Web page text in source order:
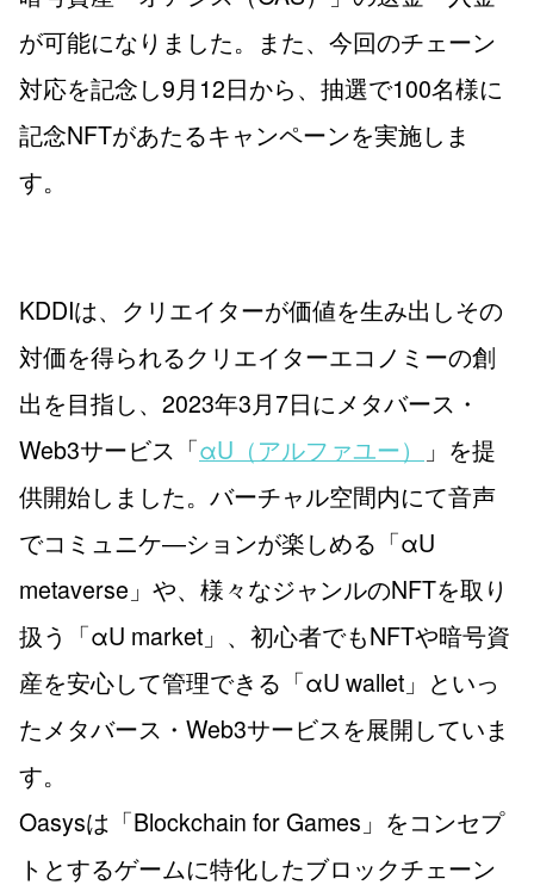
が可能になりました。また、今回のチェーン
対応を記念し9月12日から、抽選で100名様に
記念NFTがあたるキャンペーンを実施しま
す。
KDDIは、クリエイターが価値を生み出しその
対価を得られるクリエイターエコノミーの創
出を目指し、2023年3月7日にメタバース・
Web3サービス「αU（アルファユー）
」を提
供開始しました。バーチャル空間内にて音声
でコミュニケ―ションが楽しめる「αU
metaverse」や、様々なジャンルのNFTを取り
扱う「αU market」、初心者でもNFTや暗号資
産を安心して管理できる「αU wallet」といっ
たメタバース・Web3サービスを展開していま
す。
Oasysは「Blockchain for Games」をコンセプ
トとするゲームに特化したブロックチェーン